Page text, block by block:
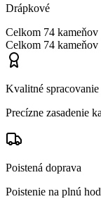
Drápkové
Celkom 74 kameňov
Celkom 74 kameňov
Kvalitné spracovanie
Precízne zasadenie
Poistená doprava
Poistenie na plnú